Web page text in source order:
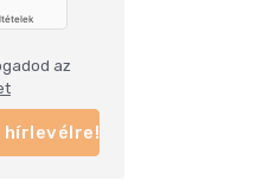
az
hírlevélre!